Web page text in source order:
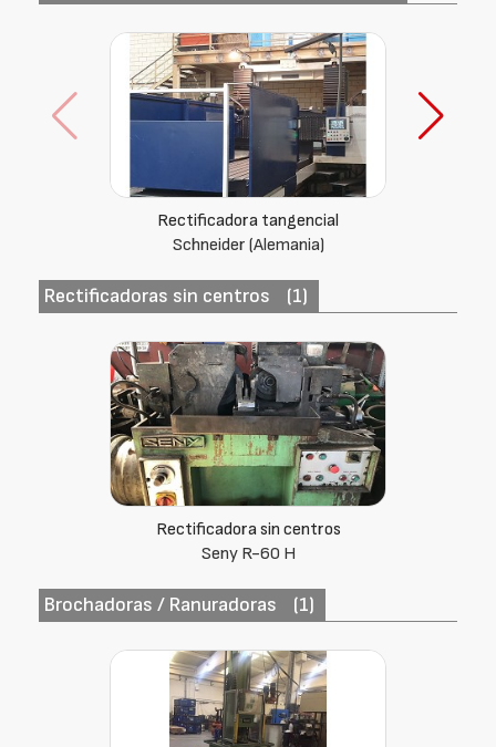
Rectificadora tangencial
Hidroprecis
Rectificadoras sin centros (1)
Rectificadora sin centros
Seny R-60 H
Brochadoras / Ranuradoras (1)